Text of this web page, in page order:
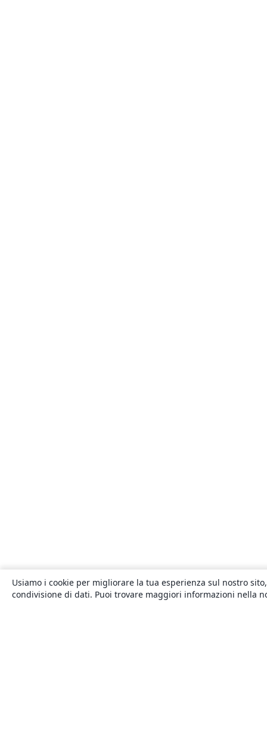
Usiamo i cookie per migliorare la tua esperienza sul nostro
condivisione di dati. Puoi trovare maggiori informazioni nella